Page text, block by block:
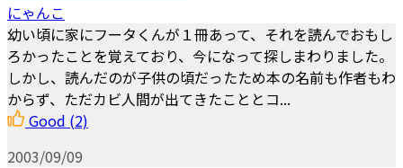
にゃんこ
幼い頃に家にフータくんが１冊あって、それを読んでおもし
ろかったことを覚えており、今になって探しまわりました。
しかし、読んだのが子供の頃だったため本の名前も作者もわ
からず、ただカビ人間が出てきたこととコ...
Good (2)
2003/09/09